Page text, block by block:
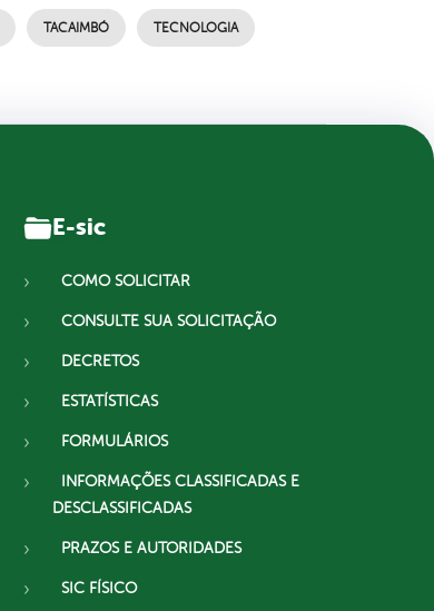
TACAIMBÓ TECNOLOGIA
E-sic
COMO SOLICITAR
CONSULTE SUA SOLICITAÇÃO
DECRETOS
ESTATÍSTICAS
FORMULÁRIOS
INFORMAÇÕES CLASSIFICADAS E
DESCLASSIFICADAS
PRAZOS E AUTORIDADES
SIC FÍSICO